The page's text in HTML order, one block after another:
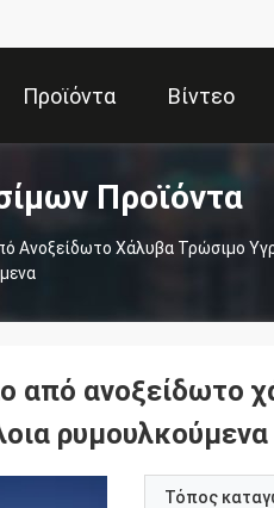
Προϊόντα Βίντεο
Προϊόντα
Ανοξείδωτο Χάλυβα Τρώσιμο
από ανοξείδωτο
ρυμουλκούμενα
Τόπος